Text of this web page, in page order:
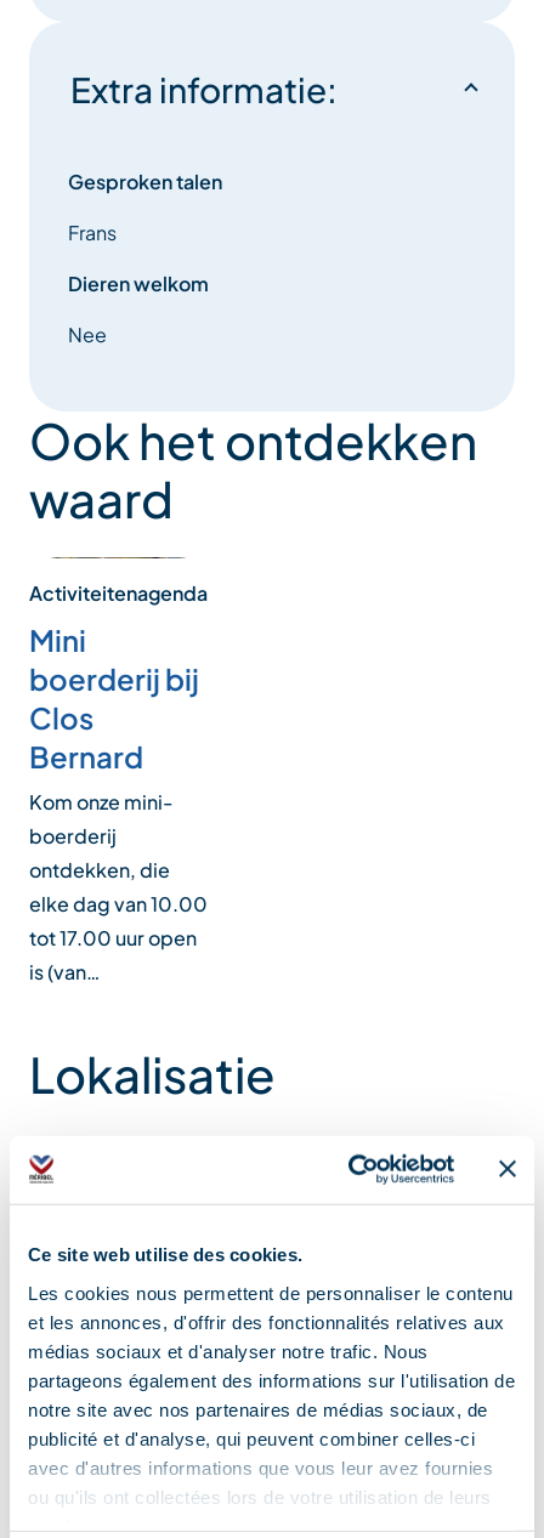
Ce site web utilise des cookies.
Les cookies nous permettent de personnaliser le contenu
et les annonces, d'offrir des fonctionnalités relatives aux
médias sociaux et d'analyser notre trafic. Nous
partageons également des informations sur l'utilisation de
notre site avec nos partenaires de médias sociaux, de
publicité et d'analyse, qui peuvent combiner celles-ci
avec d'autres informations que vous leur avez fournies
ou qu'ils ont collectées lors de votre utilisation de leurs
Extra informatie:
Gesproken talen
Frans
Dieren welkom
Nee
Ook het ontdekken
waard
Activiteitenagenda
Mini
boerderij bij
Clos
Bernard
Kom onze mini-
boerderij
ontdekken, die
elke dag van 10.00
tot 17.00 uur open
is (van…
Lokalisatie